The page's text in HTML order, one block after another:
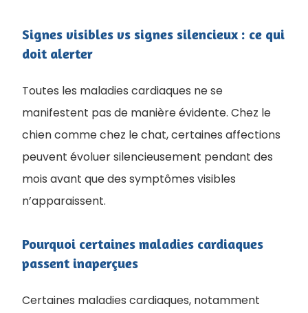
Signes visibles vs signes silencieux : ce qui
doit alerter
Toutes les maladies cardiaques ne se
manifestent pas de manière évidente. Chez le
chien comme chez le chat, certaines affections
peuvent évoluer silencieusement pendant des
mois avant que des symptômes visibles
n’apparaissent.
Pourquoi certaines maladies cardiaques
passent inaperçues
Certaines maladies cardiaques, notamment